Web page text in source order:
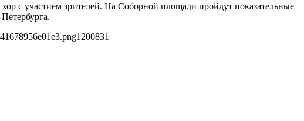
с участием зрителей. На Соборной площади пройдут показательные
1200831